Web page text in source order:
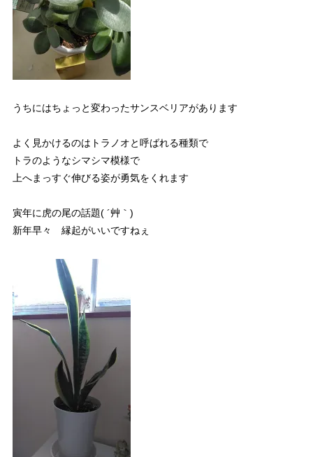
うちにはちょっと変わったサンスベリアがあります
よく見かけるのはトラノオと呼ばれる種類で
トラのようなシマシマ模様で
上へまっすぐ伸びる姿が勇気をくれます
寅年に虎の尾の話題( ´艸｀)
新年早々 縁起がいいですねぇ